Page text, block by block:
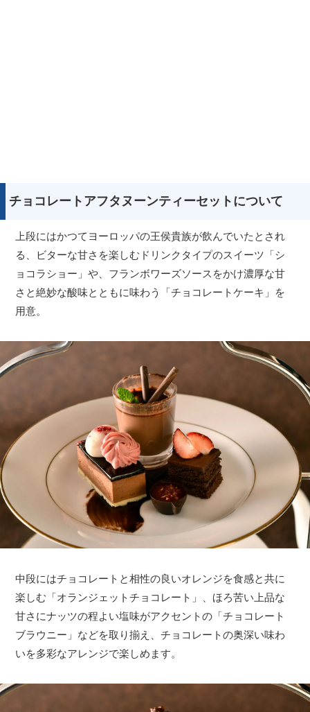
チョコレートアフタヌーンティーセットについて
上段にはかつてヨーロッパの王侯貴族が飲んでいたとされ
る、ビターな甘さを楽しむドリンクタイプのスイーツ「シ
ョコラショー」や、フランボワーズソースをかけ濃厚な甘
さと絶妙な酸味とともに味わう「チョコレートケーキ」を
用意。
中段にはチョコレートと相性の良いオレンジを食感と共に
楽しむ「オランジェットチョコレート」、ほろ苦い上品な
甘さにナッツの程よい塩味がアクセントの「チョコレート
ブラウニー」などを取り揃え、チョコレートの奥深い味わ
いを多彩なアレンジで楽しめます。